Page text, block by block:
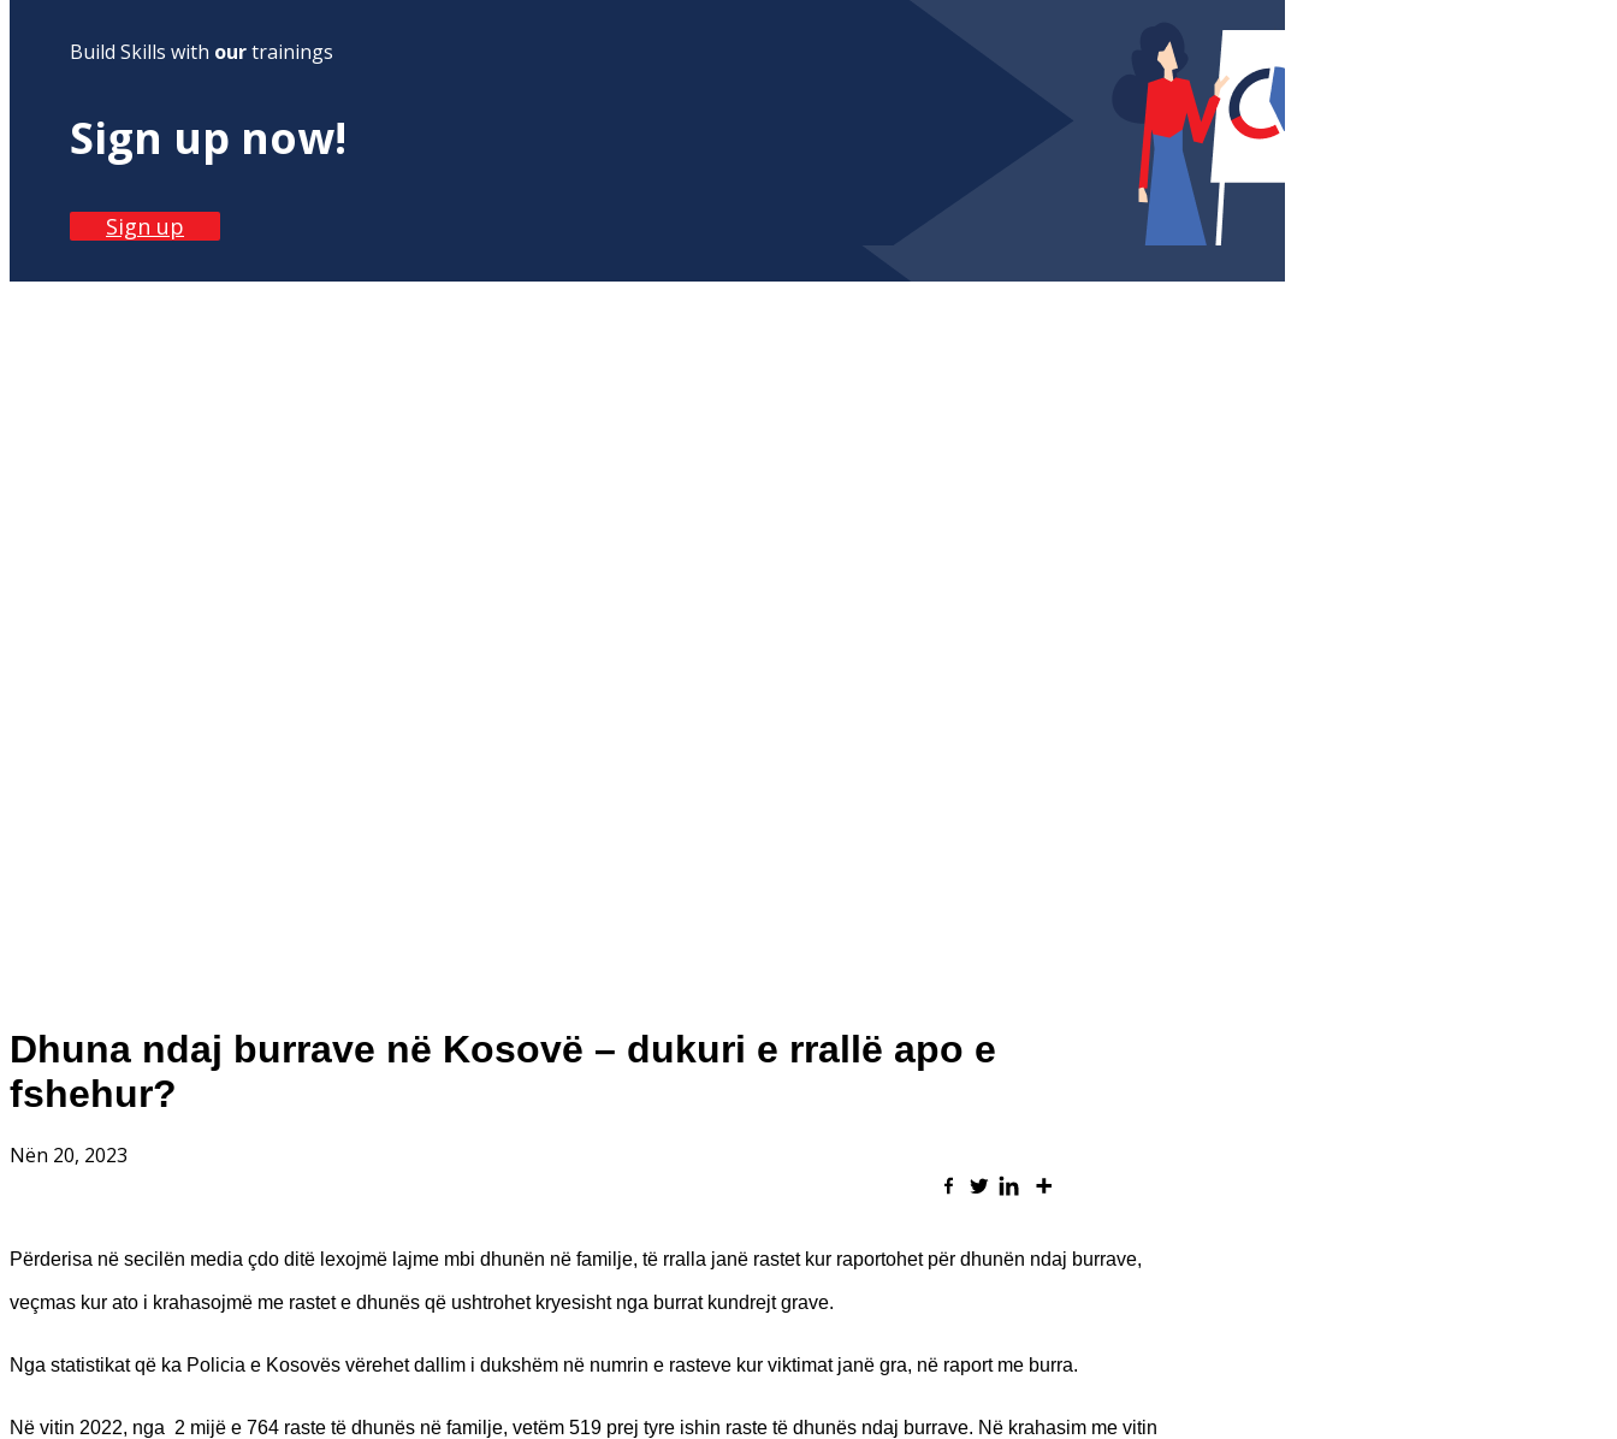
Build Skills with ourtrainings
Sign up now!
Sign up
Dhuna ndaj burrave në Kosovë – dukuri e rrallë apo e
fshehur?
Nën 20, 2023
Përderisa në secilën media çdo ditë lexojmë lajme mbi dhunën në familje, të rralla janë rastet kur raportohet për dhunën ndaj burrave,
veçmas kur ato i krahasojmë me rastet e dhunës që ushtrohet kryesisht nga burrat kundrejt grave.
Nga statistikat që ka Policia e Kosovës vërehet dallim i dukshëm në numrin e rasteve kur viktimat janë gra, në raport me burra.
Në vitin 2022, nga 2 mijë e 764 raste të dhunës në familje, vetëm 519 prej tyre ishin raste të dhunës ndaj burrave. Në krahasim me vitin